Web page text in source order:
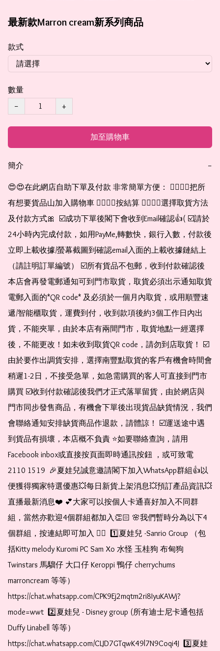
最新款Marron cream新系列商品
款式
數量
−
+
加至購物車
簡介 −
😍😍在此網店自助下單及付款 非常簡單方便： 👉🏻👉🏻把所
有想要貨品山加入購物車 👉🏻👉🏻按結算 👉🏻👉🏻選擇取貨方法
及付款方式🎀  ☑️成功下單後閣下會收到Email確認👍( ☑️請於
24小時內完成付款，如用PayMe,轉數快，銀行入數，付款後
立即上載收據/螢幕截圖到確認email入面的上載收據鏈結上
（請註明訂單編號） ☑️所有貨品不包郵，收到付款確認後
本店會再發電郵通知可到門市取貨，取貨必須出示通知取貨
電郵入面的*QR code* 及必須於一個月內取貨，或用順豐速
遞/智能櫃取貨，運費到付，收到款項後約3個工作日內出
貨，不能夾單，由於本店有兩間門市，取貨地點一經選擇
後，不能更改！如未收到取貨QR code，請勿到店取貨！ ☑️
由於要作出調貨安排，選擇南豐點取貨的客戶有機會時間會
稍遲1-2日，不接受急單，如急需購買的客人可直接到門市
購買 ☑️收到付款確認後我們才正式落單留貨，由於網店與
門市同步發售商品，有機會下單後出現貨品缺貨情況，我們
會聯絡通知安排缺貨商品作退款，請體諒！ ☑️運送途中遇
到貨品有損壞，本店概不負責 ⭐️如要聯絡查詢，請用
Facebook inbox或直接按頁面即時通訊按鈕 ，或可致電
2110 1519  🎉夏娃兒誠意邀請閣下加入WhatsApp群組👍以
便獲得獨家特選優惠💥每日新貨上架消息💥預訂產品資訊💥
直播最新消息❤️ 💕大家可以按個人卡通喜好加入不同群
組，當然亦歡迎4個群組都加入👏🏻 🌸我們暫時分為以下4
個群組，按連結即可加入 👇🏻  1️⃣夏娃兒 -Sanrio Group （包
括Kitty melody Kuromi PC Sam Xo 水怪 玉桂狗 布甸狗
Twinstars 馬騮仔 大口仔 Keroppi 鴨仔 cherrychums
marroncream 等等）
https://chat.whatsapp.com/CPK9Ej2mqtm2ri8IyuKAWj?
mode=wwt  2️⃣夏娃兒 - Disney group (所有迪士尼卡通包括
Duffy Linabell 等等）
https://chat.whatsapp.com/CLJD7GTqwK49l7N9Coqi4J  3️⃣夏娃